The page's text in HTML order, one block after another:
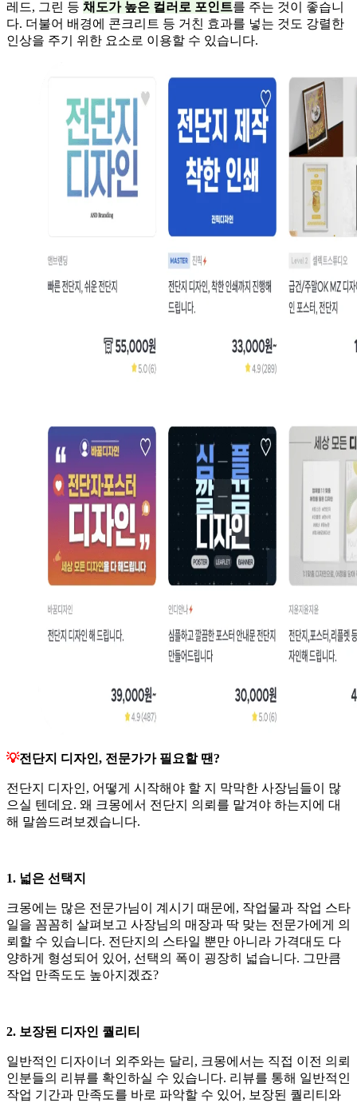
레드, 그린 등 채도가 높은 컬러로 포인트를 주는 것이 좋습니
다. 더불어 배경에 콘크리트 등 거친 효과를 넣는 것도 강렬한
인상을 주기 위한 요소로 이용할 수 있습니다.
💡전단지 디자인, 전문가가 필요할 땐?
전단지 디자인, 어떻게 시작해야 할 지 막막한 사장님들이 많
으실 텐데요. 왜 크몽에서 전단지 의뢰를 맡겨야 하는지에 대
해 말씀드려보겠습니다.
1. 넓은 선택지
크몽에는 많은 전문가님이 계시기 때문에, 작업물과 작업 스타
일을 꼼꼼히 살펴보고 사장님의 매장과 딱 맞는 전문가에게 의
뢰할 수 있습니다. 전단지의 스타일 뿐만 아니라 가격대도 다
양하게 형성되어 있어, 선택의 폭이 굉장히 넓습니다. 그만큼
작업 만족도도 높아지겠죠?
2. 보장된 디자인 퀄리티
일반적인 디자이너 외주와는 달리, 크몽에서는 직접 이전 의뢰
인분들의 리뷰를 확인하실 수 있습니다. 리뷰를 통해 일반적인
작업 기간과 만족도를 바로 파악할 수 있어, 보장된 퀄리티와